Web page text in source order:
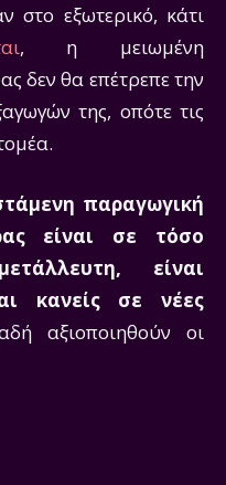
στο εξωτερικό, κάτι
, η μειωμένη
δεν θα επέτρεπε την
της, οπότε τις
παραγωγική
είναι σε τόσο
είναι
κανείς σε νέες
αξιοποιηθούν οι